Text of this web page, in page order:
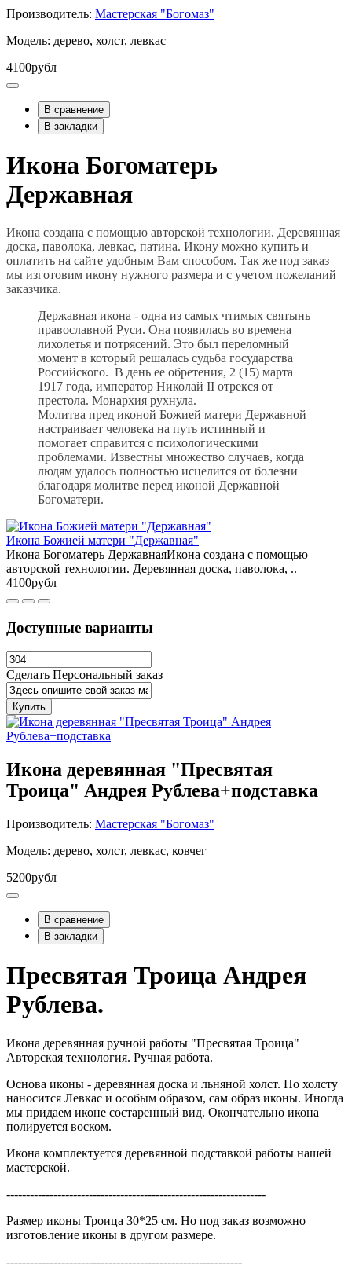
Производитель: Мастерская "Богомаз"
Модель: дерево, холст, левкас
4100рубл
В сравнение
В закладки
Икона Богоматерь
Державная
Икона создана с помощью авторской технологии. Деревянная
доска, паволока, левкас, патина. Икону можно купить и
оплатить на сайте удобным Вам способом. Так же под заказ
мы изготовим икону нужного размера и с учетом пожеланий
заказчика.
Державная икона - одна из самых чтимых святынь
православной Руси. Она появилась во времена
лихолетья и потрясений. Это был переломный
момент в который решалась судьба государства
Российского. В день ее обретения, 2 (15) марта
1917 года, император Николай II отрекся от
престола. Монархия рухнула.
Молитва пред иконой Божией матери Державной
настраивает человека на путь истинный и
помогает справится с психологическими
проблемами. Известны множество случаев, когда
людям удалось полностью исцелится от болезни
благодаря молитве перед иконой Державной
Богоматери.
Икона Божией матери "Державная"
Икона Богоматерь ДержавнаяИкона создана с помощью
авторской технологии. Деревянная доска, паволока, ..
4100рубл
Доступные варианты
Сделать Персональный заказ
Купить
Икона деревянная "Пресвятая
Троица" Андрея Рублева+подставка
Производитель: Мастерская "Богомаз"
Модель: дерево, холст, левкас, ковчег
5200рубл
В сравнение
В закладки
Пресвятая Троица Андрея
Рублева.
Икона деревянная ручной работы "Пресвятая Троица"
Авторская технология. Ручная работа.
Основа иконы - деревянная доска и льняной холст. По холсту
наносится Левкас и особым образом, сам образ иконы. Иногда
мы придаем иконе состаренный вид. Окончательно икона
полируется воском.
Икона комплектуется деревянной подставкой работы нашей
мастерской.
------------------------------------------------------------------
Размер иконы Троица 30*25 см. Но под заказ возможно
изготовление иконы в другом размере.
------------------------------------------------------------